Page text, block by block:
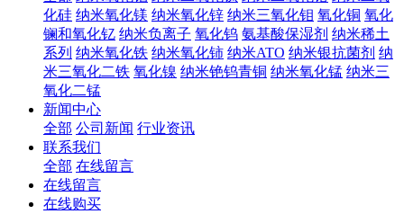
化硅 纳米氧化镁 纳米氧化锌 纳米三氧化钼 氧化铜 氧化
镧和氧化钇 纳米负离子 氧化钨 氨基酸保湿剂 纳米稀土
系列 纳米氧化铁 纳米氧化铈 纳米ATO 纳米银抗菌剂 纳
米三氧化二铁 氧化镍 纳米铯钨青铜 纳米氧化锰 纳米三
氧化二锰
新闻中心
全部 公司新闻 行业资讯
联系我们
全部 在线留言
在线留言
在线购买